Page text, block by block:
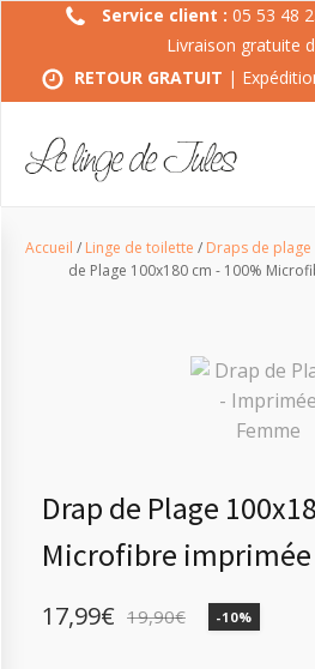
Service client : 05 53 48
Livraison gratuite
RETOUR GRATUIT |
Accueil / Linge de toilette / Draps de
de Plage 100x180 cm - 100%
Drap de Plage
Microfibre imprimée
19,90€
Le
17,99€
Le
-10%